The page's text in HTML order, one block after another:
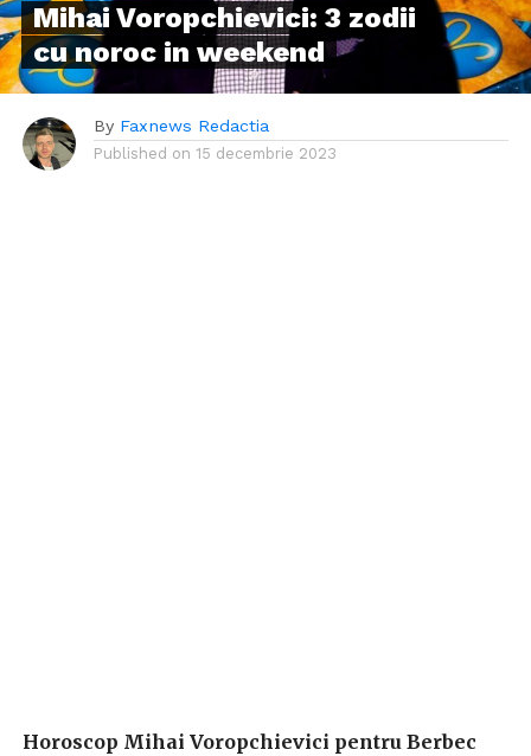
Mihai Voropchievici: 3 zodii
cu noroc in weekend
By Faxnews Redactia
Published on 15 decembrie 2023
Horoscop Mihai Voropchievici pentru Berbec